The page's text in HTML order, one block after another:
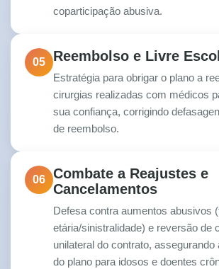
coparticipação abusiva.
05 Reembolso e Livre
Estratégia para obrigar o plano a
cirurgias realizadas com médicos
sua confiança, corrigindo
de reembolso.
06
Combate a Reajustes e
Cancelamentos
Defesa contra aumentos abusivos
etária/sinistralidade) e reversão de
unilateral do contrato, assegurando
do plano para idosos e doentes